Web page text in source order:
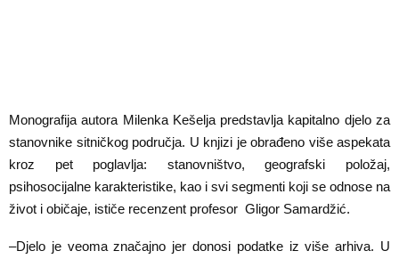
Monografija autora Milenka Kešelja predstavlja kapitalno djelo za
stanovnike sitničkog područja. U knjizi je obrađeno više aspekata
kroz pet poglavlja: stanovništvo, geografski položaj,
psihosocijalne karakteristike, kao i svi segmenti koji se odnose na
život i običaje, ističe recenzent profesor Gligor Samardžić.
–Djelo je veoma značajno jer donosi podatke iz više arhiva. U